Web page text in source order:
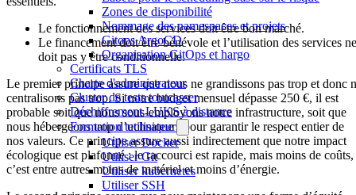
Zones de disponibilité
Nommage des namespaces et projets
Gitops ArgoCD
Organisation GitOps et hargo
Certificats TLS
Charte d'administrateur
Cluster de tests toutcasser
Déchiffrement LUKS à distance
Formation technique
Utiliser Docker
Utiliser Git
Utiliser kubernetes
Utiliser SSH
Le fonctionnement des services doit être bon marché.
Le financement doit être bénévole et l’utilisation des services ne
doit pas y être conditionnelle.
Le premier principe assure que nous ne grandissons pas trop et donc
centralisons pas trop. Si notre budget mensuel dépasse 250 €, il est
probable soit que nous sous-employons notre infrastructure, soit que
nous hébergeons trop d’utilisateurs pour garantir le respect entier de
nos valeurs. Ce principe assure aussi indirectement que notre impact
écologique est plafonné : le raccourci est rapide, mais moins de coûts,
c’est entre autres moins de matériel et moins d’énergie.